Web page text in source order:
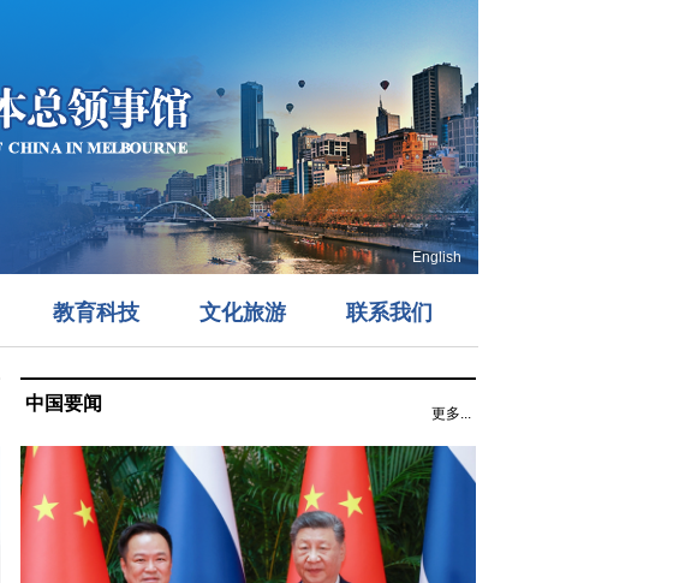
English
教育科技 文化旅游 联系我们
中国要闻 更多...